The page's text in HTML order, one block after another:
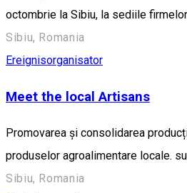
octombrie la Sibiu, la sediile
Sibiu, Romania
Ereignisorganisator
Meet the local Artisans
Promovarea și consolidarea
produselor agroalimentare locale.
Sibiu, Romania